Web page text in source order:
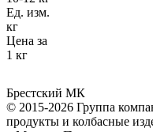
Ед. изм.
кг
Цена за
1 кг
Брестский МК
© 2015-2026 Группа
продукты и колбасные